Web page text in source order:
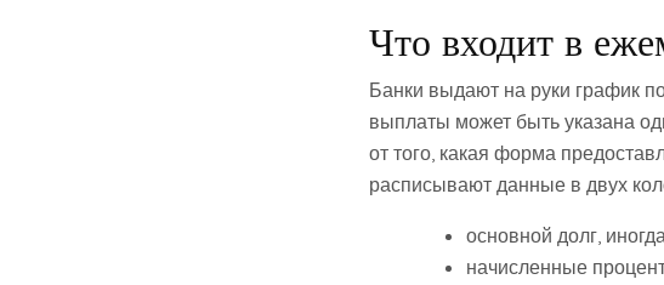
Что входит в
Банки выдают на руки график
выплаты может быть указана
от того, какая форма
расписывают данные в двух
основной долг,
начисленные